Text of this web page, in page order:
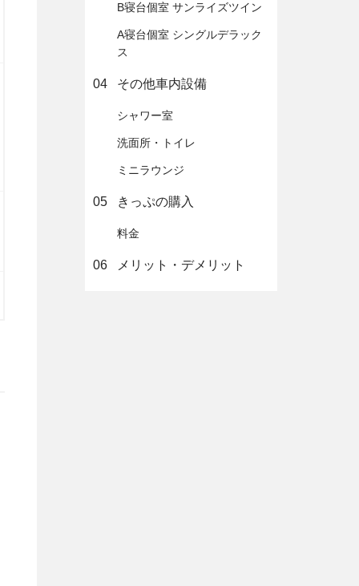
B寝台個室 サンライズツイン
A寝台個室 シングルデラック
ス
04 その他車内設備
シャワー室
洗面所・トイレ
ミニラウンジ
05 きっぷの購入
料金
06 メリット・デメリット